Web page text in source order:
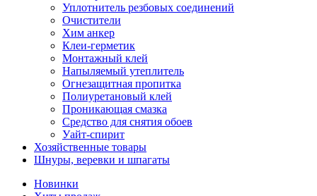
Уплотнитель резбовых соединений
Очистители
Хим анкер
Клеи-герметик
Монтажный клей
Напыляемый утеплитель
Огнезащитная пропитка
Полиуретановый клей
Проникающая смазка
Средство для снятия обоев
Уайт-спирит
Хозяйственные товары
Шнуры, веревки и шпагаты
Новинки